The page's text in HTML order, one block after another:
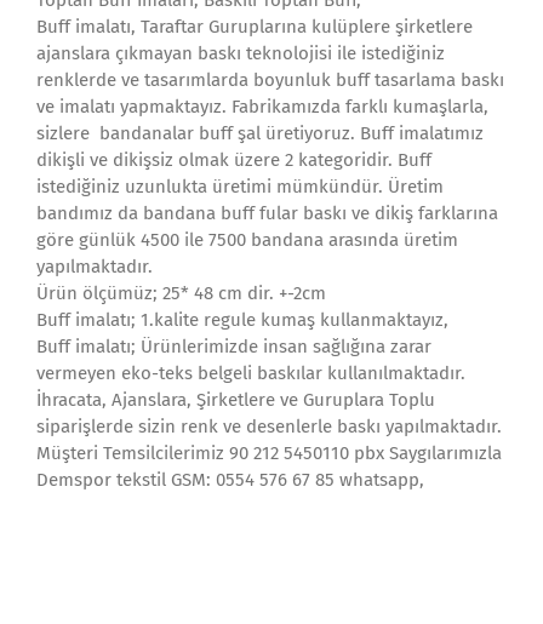
Buff imalatı, Taraftar Guruplarına kulüplere şirketlere
ajanslara çıkmayan baskı teknolojisi ile istediğiniz
renklerde ve tasarımlarda boyunluk buff tasarlama baskı
ve imalatı yapmaktayız. Fabrikamızda farklı kumaşlarla,
sizlere bandanalar buff şal üretiyoruz. Buff imalatımız
dikişli ve dikişsiz olmak üzere 2 kategoridir. Buff
istediğiniz uzunlukta üretimi mümkündür. Üretim
bandımız da bandana buff fular baskı ve dikiş farklarına
göre günlük 4500 ile 7500 bandana arasında üretim
yapılmaktadır.
Ürün ölçümüz; 25* 48 cm dir. +-2cm
Buff imalatı; 1.kalite regule kumaş kullanmaktayız,
Buff imalatı; Ürünlerimizde insan sağlığına zarar
vermeyen eko-teks belgeli baskılar kullanılmaktadır.
İhracata, Ajanslara, Şirketlere ve Guruplara Toplu
siparişlerde sizin renk ve desenlerle baskı yapılmaktadır.
Müşteri Temsilcilerimiz 90 212 5450110 pbx Saygılarımızla
Demspor tekstil GSM: 0554 576 67 85 whatsapp,